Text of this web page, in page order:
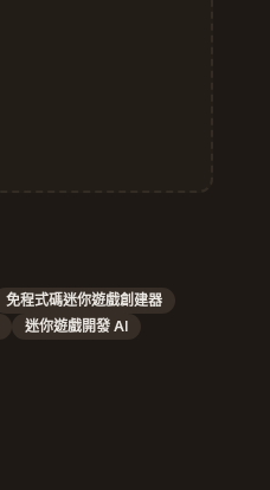
免程式碼迷你遊戲創建器
迷你遊戲開發 AI